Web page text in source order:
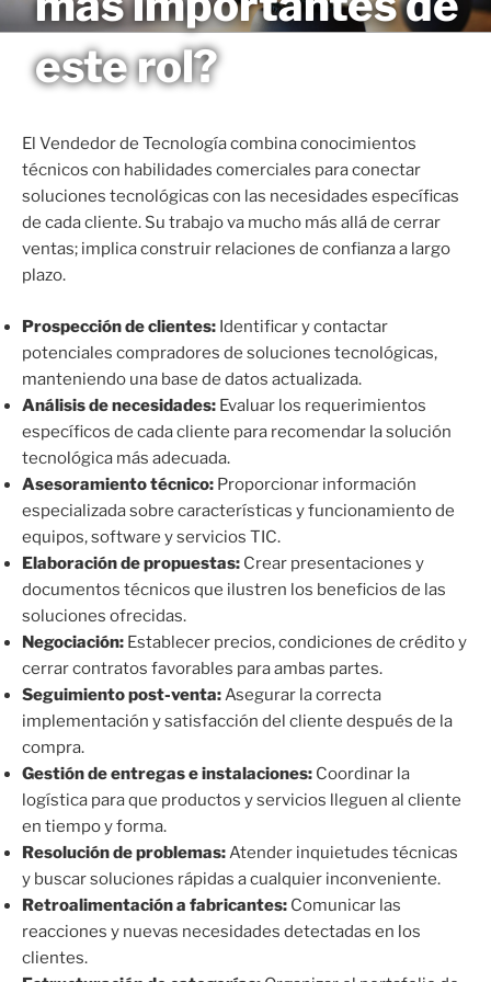
al
contenido
MAGNETO
este rol?
El Vendedor de Tecnología combina conocimientos
técnicos con habilidades comerciales para conectar
soluciones tecnológicas con las necesidades específicas
de cada cliente. Su trabajo va mucho más allá de cerrar
ventas; implica construir relaciones de confianza a largo
plazo.
Prospección de clientes:Identificar y contactar
potenciales compradores de soluciones tecnológicas,
manteniendo una base de datos actualizada.
Análisis de necesidades:Evaluar los requerimientos
específicos de cada cliente para recomendar la solución
tecnológica más adecuada.
Asesoramiento técnico:Proporcionar información
especializada sobre características y funcionamiento de
equipos, software y servicios TIC.
Elaboración de propuestas:Crear presentaciones y
documentos técnicos que ilustren los beneficios de las
soluciones ofrecidas.
Negociación:Establecer precios, condiciones de crédito y
cerrar contratos favorables para ambas partes.
Seguimiento post-venta:Asegurar la correcta
implementación y satisfacción del cliente después de la
compra.
Gestión de entregas e instalaciones:Coordinar la
logística para que productos y servicios lleguen al cliente
en tiempo y forma.
Resolución de problemas:Atender inquietudes técnicas
y buscar soluciones rápidas a cualquier inconveniente.
Retroalimentación a fabricantes:Comunicar las
reacciones y nuevas necesidades detectadas en los
clientes.